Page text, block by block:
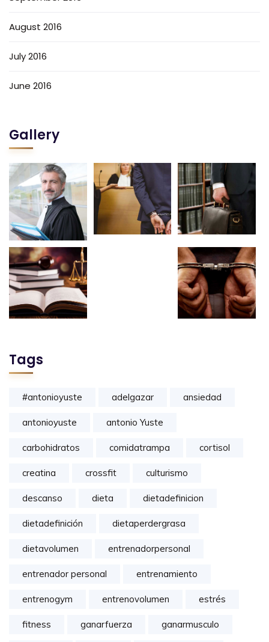
August 2016
July 2016
June 2016
Gallery
Tags
#antonioyuste adelgazar ansiedad
antonioyuste antonio Yuste
carbohidratos comidatrampa cortisol
creatina crossfit culturismo
descanso dieta dietadefinicion
dietadefinición dietaperdergrasa
dietavolumen entrenadorpersonal
entrenador personal entrenamiento
entrenogym entrenovolumen estrés
fitness ganarfuerza ganarmusculo